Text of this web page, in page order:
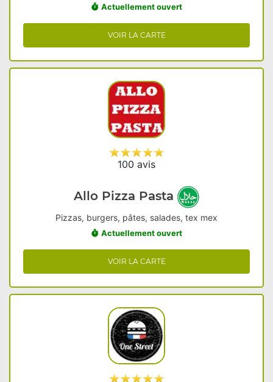
Actuellement ouvert
VOIR LA CARTE
100 avis
Allo Pizza Pasta
Pizzas, burgers, pâtes, salades, tex mex
Actuellement ouvert
VOIR LA CARTE